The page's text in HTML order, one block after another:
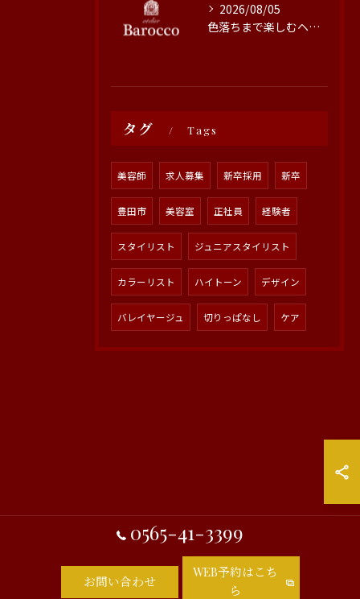
2026/08/05
色落ちまで楽しむヘアカラーの秘訣
タグ Tags
美容師 求人募集 新卒採用 新卒
豊田市 美容室 正社員 経験者
スタイリスト ジュニアスタイリスト
カラーリスト ハイトーン デザイン
バレイヤージュ 切りっぱなし ケア
0565-41-3399
お問い合わせ
WEB予約はこち
ら